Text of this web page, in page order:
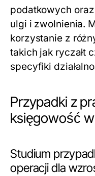
podatkowych
ulgi i zwolnienia.
korzystanie z
takich jak ryczałt
specyfiki
Przypadki z
księgowość
Studium
operacji dla